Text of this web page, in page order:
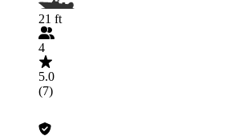
21 ft
4
5.0
(7)